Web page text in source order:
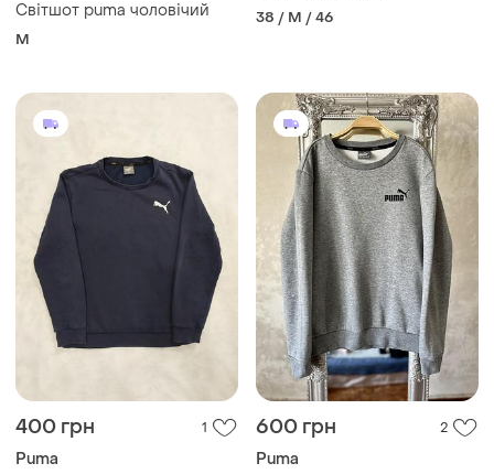
Світшот puma чоловічий
M
38 / M / 46
400 грн 1
Puma
600 грн 2
Puma